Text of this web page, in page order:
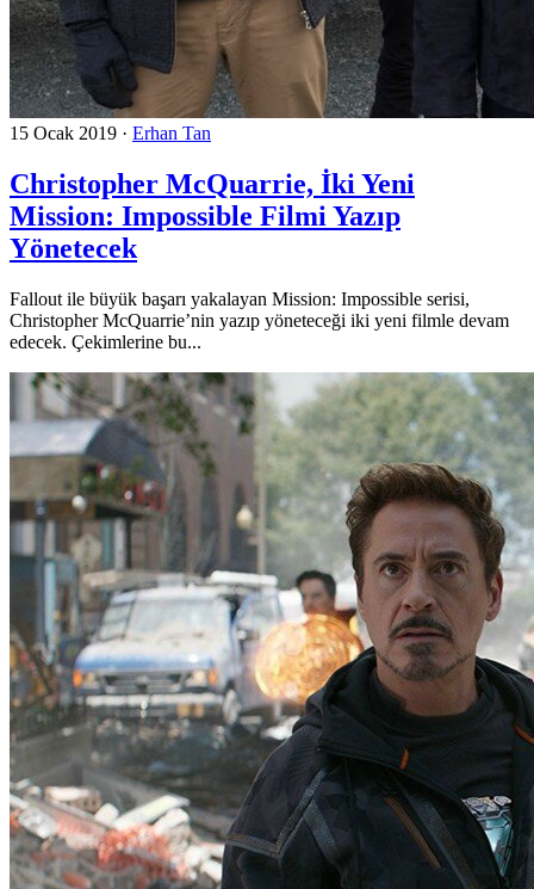
15 Ocak 2019 · Erhan Tan
Christopher McQuarrie, İki Yeni
Mission: Impossible Filmi Yazıp
Yönetecek
Fallout ile büyük başarı yakalayan Mission: Impossible serisi,
Christopher McQuarrie’nin yazıp yöneteceği iki yeni filmle devam
edecek. Çekimlerine bu...